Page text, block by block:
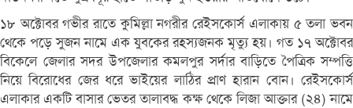
১৮ অক্টোবর গভীর রাতে কুমিল্লা নগরীর রেইসকোর্স এলাকায় ৫ তলা ভবন
থেকে পড়ে সুজন নামে এক যুবকের রহস্যজনক মৃত্যু হয়। গত ১৭ অক্টোবর
বিকেলে জেলার সদর উপজেলার কমলপুর সর্দার বাড়িতে পৈত্রিক সম্পত্তি
নিয়ে বিরোধের জের ধরে ভাইয়ের লাঠির প্রাণ হারান বোন। রেইসকোর্স
এলাকার একটি বাসার ভেতর তালাবদ্ধ কক্ষ থেকে লিজা আক্তার (২৪) নামে